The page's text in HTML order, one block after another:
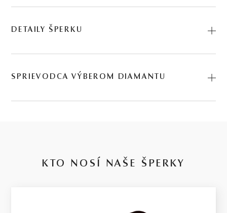
DETAILY ŠPERKU
prírodné materiály: žlté zlato, rubín. Kód:
SPRIEVODCA VÝBEROM DIAMANTU
ročné skúsenosti, členstvo na diamantovej burze a dlhoročná
expertíza v hodnotení diamantov.
KTO NOSÍ NAŠE ŠPERKY